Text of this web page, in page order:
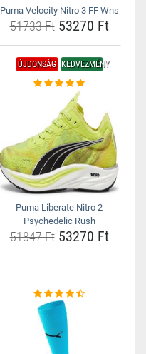
Puma Velocity Nitro 3 FF Wns
51733 Ft53270 Ft
ÚJDONSÁG KEDVEZMÉNY
Puma Liberate Nitro 2
Psychedelic Rush
51847 Ft53270 Ft